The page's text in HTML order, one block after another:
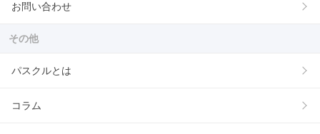
お問い合わせ
その他
パスクルとは
コラム